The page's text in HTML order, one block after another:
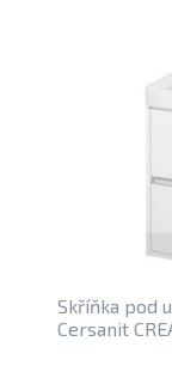
Skříňka pod
Cersanit